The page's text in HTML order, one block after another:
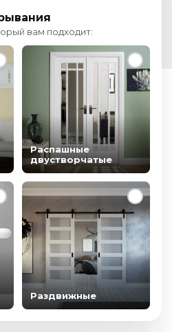
вам подходит:
Распашные
двустворчатые
Раздвижные